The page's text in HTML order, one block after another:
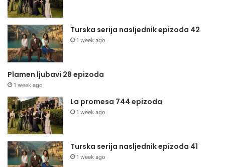
Turska serija nasljednik epizoda 42
1 week ago
Plamen ljubavi 28 epizoda
1 week ago
La promesa 744 epizoda
1 week ago
Turska serija nasljednik epizoda 41
1 week ago